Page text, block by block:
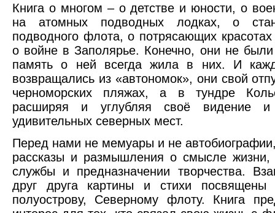
Книга о многом – о детстве и юности, о
на атомных подводных лодках, о
подводного флота, о потрясающих
о войне в Заполярье. Конечно, они не
память о ней всегда жила в них. И
возвращались из «автономок», они свой
черноморских пляжах, а в тундре
расширяя и углубляя своё видение и
удивительных северных мест.
Перед нами не мемуары и не
рассказы и размышления о смысле жизни,
службы и предназначении творчества.
друг друга картины и стихи посвящены
полуострову, Северному флоту. Книга